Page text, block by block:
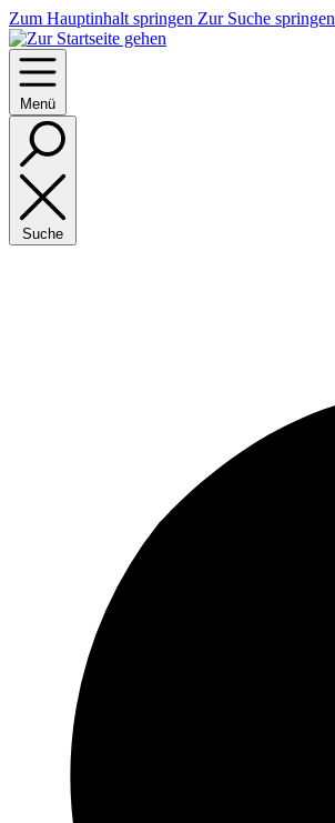
Zum Hauptinhalt springen Zur Suche springen
Menü
Suche